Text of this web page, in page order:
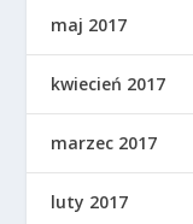
maj 2017
kwiecień 2017
marzec 2017
luty 2017